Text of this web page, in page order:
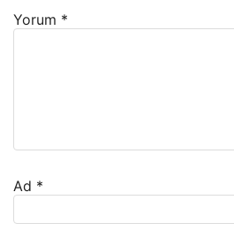
Yorum *
Ad *